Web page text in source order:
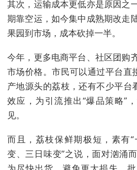
其次，运输成本更低亦是原因之
期靠空运，如今集中成熟期改走
果园到市场，成本砍掉一半。
今年，更多电商平台、社区团购
市场价格。市民可以通过平台直
产地源头的荔枝，还有不少平台
效应，为引流推出“爆品策略”
见。
而且，荔枝保鲜期极短，素有
变、三日味变”之说，面对汹涌